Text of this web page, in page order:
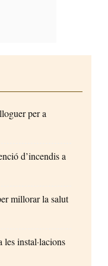
per a
d’incendis a
millorar la salut
instal·lacions